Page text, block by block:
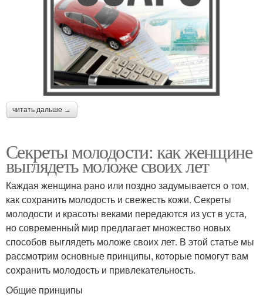
читать дальше →
Секреты молодости: как женщине
выглядеть моложе своих лет
Каждая женщина рано или поздно задумывается о том,
как сохранить молодость и свежесть кожи. Секреты
молодости и красоты веками передаются из уст в уста,
но современный мир предлагает множество новых
способов выглядеть моложе своих лет. В этой статье мы
рассмотрим основные принципы, которые помогут вам
сохранить молодость и привлекательность.
Общие принципы